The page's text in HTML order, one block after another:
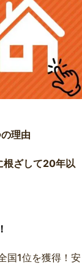
理由
根ざして20年以
国1位を獲得！安